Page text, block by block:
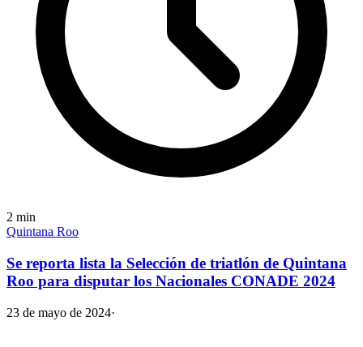
2 min
Quintana Roo
Se reporta lista la Selección de triatlón de Quintana
Roo para disputar los Nacionales CONADE 2024
23 de mayo de 2024·